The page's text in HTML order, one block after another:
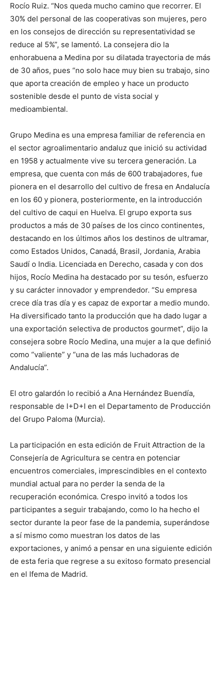
Rocío Ruiz. “Nos queda mucho camino que recorrer. El
30% del personal de las cooperativas son mujeres, pero
en los consejos de dirección su representatividad se
reduce al 5%”, se lamentó. La consejera dio la
enhorabuena a Medina por su dilatada trayectoria de más
de 30 años, pues “no solo hace muy bien su trabajo, sino
que aporta creación de empleo y hace un producto
sostenible desde el punto de vista social y
medioambiental.
Grupo Medina es una empresa familiar de referencia en
el sector agroalimentario andaluz que inició su actividad
en 1958 y actualmente vive su tercera generación. La
empresa, que cuenta con más de 600 trabajadores, fue
pionera en el desarrollo del cultivo de fresa en Andalucía
en los 60 y pionera, posteriormente, en la introducción
del cultivo de caqui en Huelva. El grupo exporta sus
productos a más de 30 países de los cinco continentes,
destacando en los últimos años los destinos de ultramar,
como Estados Unidos, Canadá, Brasil, Jordania, Arabia
Saudí o India. Licenciada en Derecho, casada y con dos
hijos, Rocío Medina ha destacado por su tesón, esfuerzo
y su carácter innovador y emprendedor. “Su empresa
crece día tras día y es capaz de exportar a medio mundo.
Ha diversificado tanto la producción que ha dado lugar a
una exportación selectiva de productos gourmet”, dijo la
consejera sobre Rocío Medina, una mujer a la que definió
como “valiente” y “una de las más luchadoras de
Andalucía”.
El otro galardón lo recibió a Ana Hernández Buendía,
responsable de I+D+I en el Departamento de Producción
del Grupo Paloma (Murcia).
La participación en esta edición de Fruit Attraction de la
Consejería de Agricultura se centra en potenciar
encuentros comerciales, imprescindibles en el contexto
mundial actual para no perder la senda de la
recuperación económica. Crespo invitó a todos los
participantes a seguir trabajando, como lo ha hecho el
sector durante la peor fase de la pandemia, superándose
a sí mismo como muestran los datos de las
exportaciones, y animó a pensar en una siguiente edición
de esta feria que regrese a su exitoso formato presencial
en el Ifema de Madrid.